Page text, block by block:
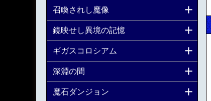
召喚されし魔像
鏡映せし異境の記憶
ギガスコロシアム
深淵の間
魔石ダンジョン